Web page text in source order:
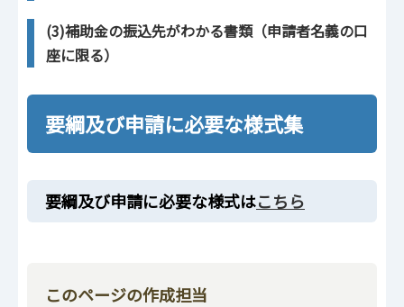
(3)補助金の振込先がわかる書類（申請者名義の口
座に限る）
要綱及び申請に必要な様式集
要綱及び申請に必要な様式はこちら
このページの作成担当